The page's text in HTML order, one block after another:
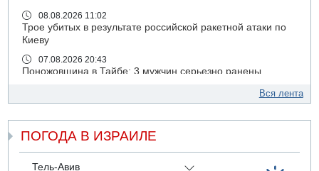
08.08.2026 11:02
Трое убитых в результате российской ракетной атаки по
Киеву
07.08.2026 20:43
Поножовщина в Тайбе: 3 мужчин серьезно ранены
Ynet: "Хизбалла" запустила БПЛА со взрывчаткой по
07.08.2026 19:16
ДТП в Ашдоде: тяжело ранены двое маленьких детей
07.08.2026 19:14
Вся лента
ПОГОДА В ИЗРАИЛЕ
Тель-Авив